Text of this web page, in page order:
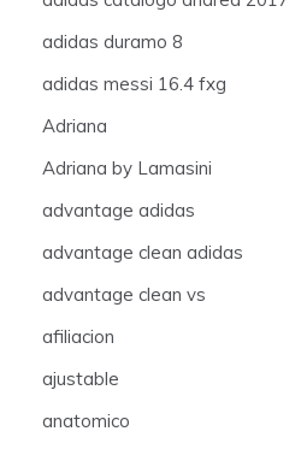
adidas duramo 8
adidas messi 16.4 fxg
Adriana
Adriana by Lamasini
advantage adidas
advantage clean adidas
advantage clean vs
afiliacion
ajustable
anatomico